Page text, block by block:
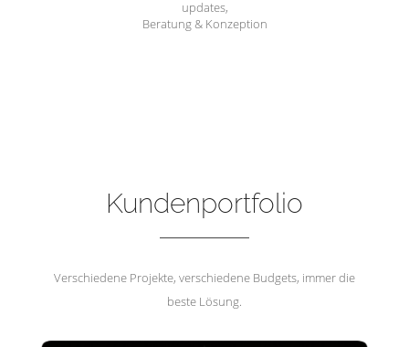
updates,
Beratung & Konzeption
Kundenportfolio
Verschiedene Projekte, verschiedene Budgets, immer die
beste Lösung.